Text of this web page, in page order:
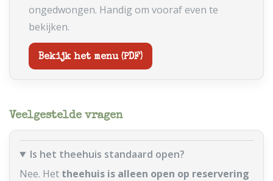
ongedwongen. Handig om vooraf even te
bekijken.
Bekijk het menu (PDF)
Veelgestelde vragen
Is het theehuis standaard open?
Nee. Het theehuis is alleen open op reservering